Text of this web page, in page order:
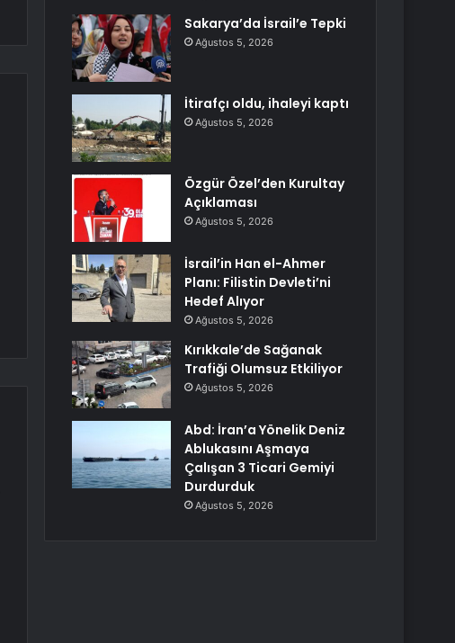
Sakarya’da İsrail’e Tepki
Ağustos 5, 2026
İtirafçı oldu, ihaleyi kaptı
Ağustos 5, 2026
Özgür Özel’den Kurultay
Açıklaması
Ağustos 5, 2026
İsrail’in Han el-Ahmer
Planı: Filistin Devleti’ni
Hedef Alıyor
Ağustos 5, 2026
Kırıkkale’de Sağanak
Trafiği Olumsuz Etkiliyor
Ağustos 5, 2026
Abd: İran’a Yönelik Deniz
Ablukasını Aşmaya
Çalışan 3 Ticari Gemiyi
Durdurduk
Ağustos 5, 2026